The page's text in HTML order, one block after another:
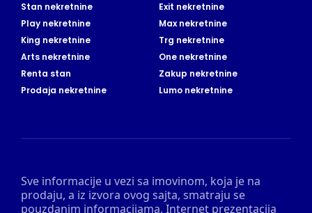
Sve informacije u vezi sa imovinom, koja je na
prodaju, a iz izvora ovog sajta, smatraju se
pouzdanim informacijama. Internet prezentacija
Stan nekretnine
Exit nekretnine
Play nekretnine
Max nekretnine
King nekretnine
Trg nekretnine
Arts nekretnine
One nekretnine
Renta stan
Zakup nekretnine
Prodaja nekretnine
Lumo nekretnine